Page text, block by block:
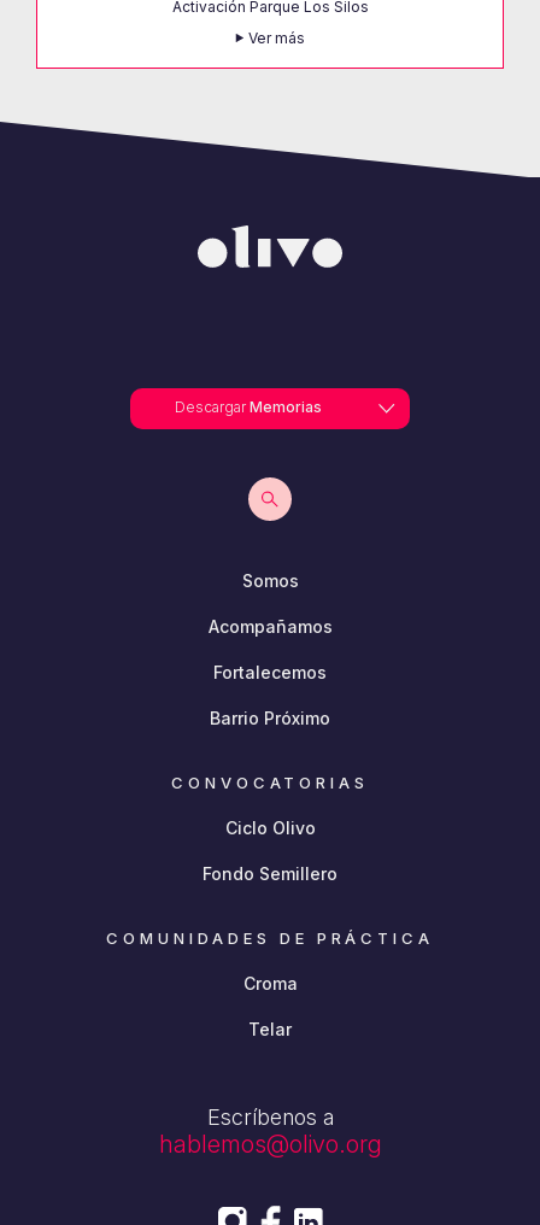
Activación Parque Los Silos
Ver más
DescargarMemorias
Somos
Acompañamos
Fortalecemos
Barrio Próximo
CONVOCATORIAS
Ciclo Olivo
Fondo Semillero
COMUNIDADES DE PRÁCTICA
Croma
Telar
Escríbenos a
hablemos@olivo.org